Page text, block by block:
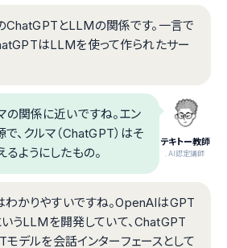
ChatGPTとLLMの関係です。一言で
はLLMを使って作られたサー
テキトー教師
.AI認定講師
の関係に近いですね。エン
、クルマ（ChatGPT）はそ
ようにしたもの。
わかりやすいですね。OpenAIはGPT
いうLLMを開発していて、ChatGPT
モデルを会話インターフェースとして